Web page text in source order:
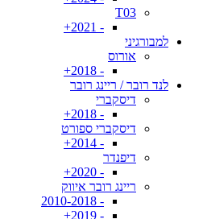
T03
- 2021+
למבורגיני
אורוס
- 2018+
לנד רובר / ריינג רובר
דיסקברי
- 2018+
דיסקברי ספורט
- 2014+
דיפנדר
- 2020+
ריינג רובר איווק
- 2010-2018
- 2019+